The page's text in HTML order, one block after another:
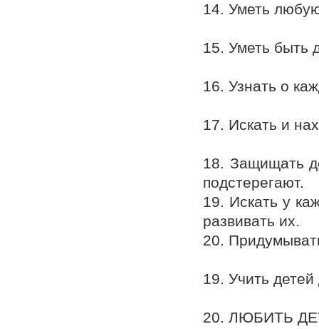
14. Уметь
15. Уметь быть
16. Узнать о
17. Искать и
18. Защищать
подстерегают.
19. Искать у
развивать их.
20.
19. Учить
20. ЛЮБИТЬ